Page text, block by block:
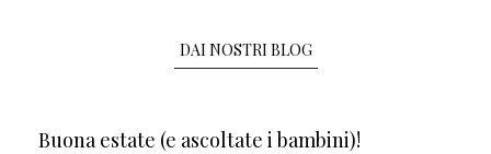
DAI NOSTRI BLOG
Buona estate (e ascoltate i bambini)!